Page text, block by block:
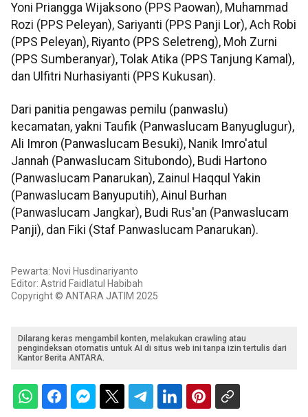
Yoni Priangga Wijaksono (PPS Paowan), Muhammad
Rozi (PPS Peleyan), Sariyanti (PPS Panji Lor), Ach Robi
(PPS Peleyan), Riyanto (PPS Seletreng), Moh Zurni
(PPS Sumberanyar), Tolak Atika (PPS Tanjung Kamal),
dan Ulfitri Nurhasiyanti (PPS Kukusan).
Dari panitia pengawas pemilu (panwaslu)
kecamatan, yakni Taufik (Panwaslucam Banyuglugur),
Ali Imron (Panwaslucam Besuki), Nanik Imro'atul
Jannah (Panwaslucam Situbondo), Budi Hartono
(Panwaslucam Panarukan), Zainul Haqqul Yakin
(Panwaslucam Banyuputih), Ainul Burhan
(Panwaslucam Jangkar), Budi Rus'an (Panwaslucam
Panji), dan Fiki (Staf Panwaslucam Panarukan).
Pewarta: Novi Husdinariyanto
Editor: Astrid Faidlatul Habibah
Copyright © ANTARA JATIM 2025
Dilarang keras mengambil konten, melakukan crawling atau
pengindeksan otomatis untuk AI di situs web ini tanpa izin tertulis dari
Kantor Berita ANTARA.